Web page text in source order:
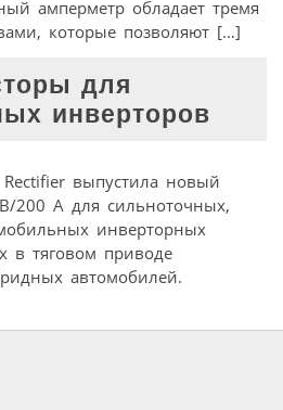
амперметр обладает тремя
которые позволяют […]
для
инверторов
выпустила новый
В/200 А для сильноточных,
инверторных
в тяговом приводе
автомобилей.